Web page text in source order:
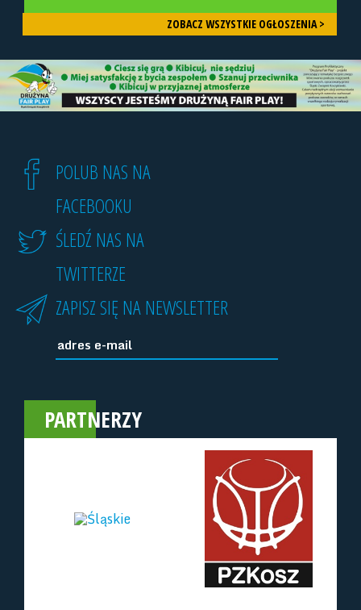
ZOBACZ WSZYSTKIE OGŁOSZENIA >
POLUB NAS NA
FACEBOOKU
ŚLEDŹ NAS NA
TWITTERZE
ZAPISZ SIĘ NA NEWSLETTER
PARTNERZY